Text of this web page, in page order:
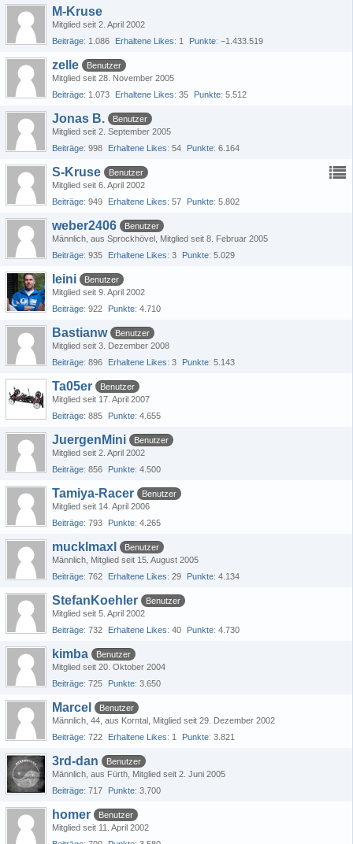
M-Kruse
Mitglied seit 2. April 2002
Beiträge 1.086 Erhaltene Likes 1 Punkte −1.433.519
zelle
Benutzer
Mitglied seit 28. November 2005
Beiträge 1.073 Erhaltene Likes 35 Punkte 5.512
Jonas B.
Benutzer
Mitglied seit 2. September 2005
Beiträge 998 Erhaltene Likes 54 Punkte 6.164
S-Kruse
Benutzer
Mitglied seit 6. April 2002
Beiträge 949 Erhaltene Likes 57 Punkte 5.802
weber2406
Benutzer
Männlich aus Sprockhövel Mitglied seit 8. Februar 2005
Beiträge 935 Erhaltene Likes 3 Punkte 5.029
leini
Benutzer
Mitglied seit 9. April 2002
Beiträge 922 Punkte 4.710
Bastianw
Benutzer
Mitglied seit 3. Dezember 2008
Beiträge 896 Erhaltene Likes 3 Punkte 5.143
Ta05er
Benutzer
Mitglied seit 17. April 2007
Beiträge 885 Punkte 4.655
JuergenMini
Benutzer
Mitglied seit 2. April 2002
Beiträge 856 Punkte 4.500
Tamiya-Racer
Benutzer
Mitglied seit 14. April 2006
Beiträge 793 Punkte 4.265
mucklmaxl
Benutzer
Männlich Mitglied seit 15. August 2005
Beiträge 762 Erhaltene Likes 29 Punkte 4.134
StefanKoehler
Benutzer
Mitglied seit 5. April 2002
Beiträge 732 Erhaltene Likes 40 Punkte 4.730
kimba
Benutzer
Mitglied seit 20. Oktober 2004
Beiträge 725 Punkte 3.650
Marcel
Benutzer
Männlich 44 aus Korntal Mitglied seit 29. Dezember 2002
Beiträge 722 Erhaltene Likes 1 Punkte 3.821
3rd-dan
Benutzer
Männlich aus Fürth Mitglied seit 2. Juni 2005
Beiträge 717 Punkte 3.700
homer
Benutzer
Mitglied seit 11. April 2002